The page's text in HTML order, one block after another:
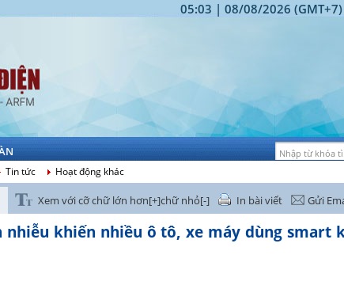
05:03 | 08/08/2026 (GMT+7)
Tin tức Hoạt động khác
Xem với cỡ chữ lớn hơn[+]chữ nhỏ[-] In bài viết Gửi
khiến nhiều ô tô, xe máy dùng smart